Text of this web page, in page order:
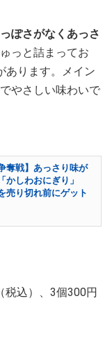
ぽさがなくあっさ
っと詰まってお
あります。メイン
やさしい味わいで
奪戦】あっさり味が
かしわおにぎり」
売り切れ前にゲット
税込）、3個300円